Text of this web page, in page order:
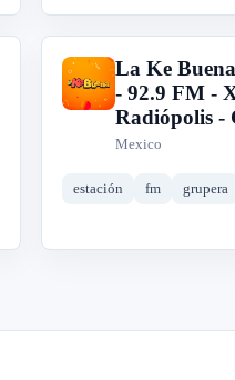
L
La Ke
- 92.9 FM -
Radiópolis -
Mexico
estación fm grupera